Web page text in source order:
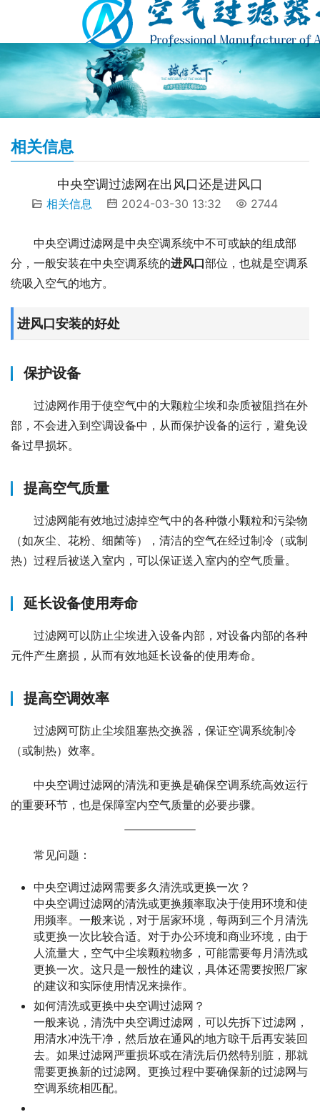
相关信息
中央空调过滤网在出风口还是进风口
相关信息 2024-03-30 13:32 2744
中央空调过滤网是中央空调系统中不可或缺的组成部
分，一般安装在中央空调系统的进风口部位，也就是空调系
统吸入空气的地方。
进风口安装的好处
保护设备
过滤网作用于使空气中的大颗粒尘埃和杂质被阻挡在外
部，不会进入到空调设备中，从而保护设备的运行，避免设
备过早损坏。
提高空气质量
过滤网能有效地过滤掉空气中的各种微小颗粒和污染物
（如灰尘、花粉、细菌等），清洁的空气在经过制冷（或制
热）过程后被送入室内，可以保证送入室内的空气质量。
延长设备使用寿命
过滤网可以防止尘埃进入设备内部，对设备内部的各种
元件产生磨损，从而有效地延长设备的使用寿命。
提高空调效率
过滤网可防止尘埃阻塞热交换器，保证空调系统制冷
（或制热）效率。
中央空调过滤网的清洗和更换是确保空调系统高效运行
的重要环节，也是保障室内空气质量的必要步骤。
常见问题：
中央空调过滤网需要多久清洗或更换一次？
中央空调过滤网的清洗或更换频率取决于使用环境和使
用频率。一般来说，对于居家环境，每两到三个月清洗
或更换一次比较合适。对于办公环境和商业环境，由于
人流量大，空气中尘埃颗粒物多，可能需要每月清洗或
更换一次。这只是一般性的建议，具体还需要按照厂家
的建议和实际使用情况来操作。
如何清洗或更换中央空调过滤网？
一般来说，清洗中央空调过滤网，可以先拆下过滤网，
用清水冲洗干净，然后放在通风的地方晾干后再安装回
去。如果过滤网严重损坏或在清洗后仍然特别脏，那就
需要更换新的过滤网。更换过程中要确保新的过滤网与
空调系统相匹配。